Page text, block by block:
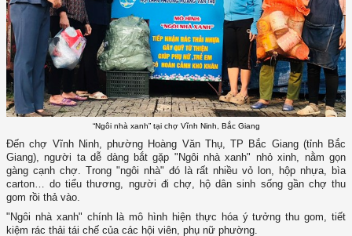
“Ngôi nhà xanh” tại chợ Vĩnh Ninh, Bắc Giang
Đến chợ Vĩnh Ninh, phường Hoàng Văn Thụ, TP Bắc Giang (tỉnh Bắc
Giang), người ta dễ dàng bắt gặp "Ngôi nhà xanh" nhỏ xinh, nằm gọn
gàng cạnh chợ. Trong "ngôi nhà" đó là rất nhiều vỏ lon, hộp nhựa, bìa
carton… do tiểu thương, người đi chợ, hộ dân sinh sống gần chợ thu
gom rồi thả vào.
"Ngôi nhà xanh" chính là mô hình hiện thực hóa ý tưởng thu gom, tiết
kiệm rác thải tái chế của các hội viên, phụ nữ phường.